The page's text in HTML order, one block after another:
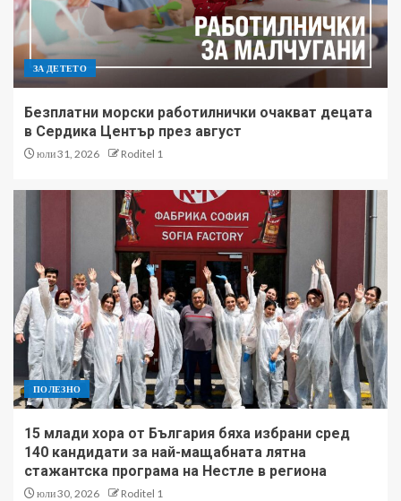
ЗА ДЕТЕТО
Безплатни морски работилнички очакват децата
в Сердика Център през август
юли 31, 2026 Roditel 1
ПОЛЕЗНО
15 млади хора от България бяха избрани сред
140 кандидати за най-мащабната лятна
стажантска програма на Нестле в региона
юли 30, 2026 Roditel 1